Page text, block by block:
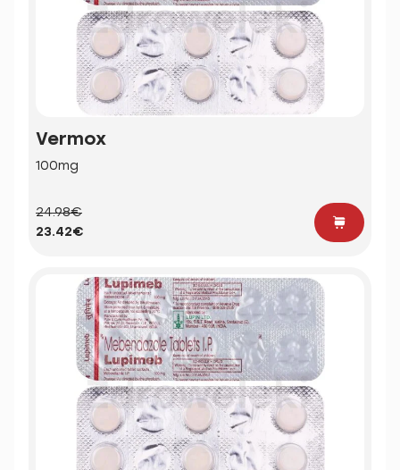
Vermox
100mg
24.98€
23.42€